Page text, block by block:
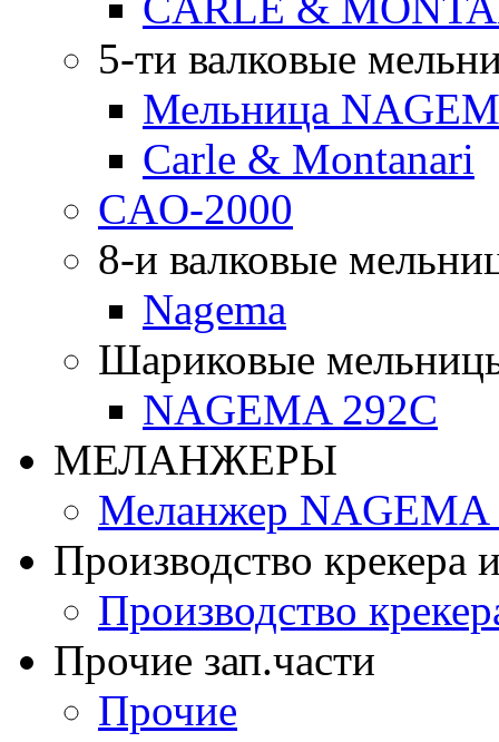
5-ти валковые
Мельница
Carle & Montanari
CAO-2000
8-и валковые
Nagema
Шариковые
NAGEMA 292C
МЕЛАНЖЕРЫ
Меланжер NAGEMA
Производство крекера
Производство
Прочие зап.части
Прочие